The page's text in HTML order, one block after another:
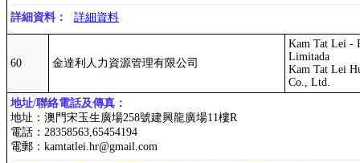
詳細資料： 詳細資料
60 金達利人力資源管理有限公司
Kam Tat Lei -
Limitada
Kam Tat Lei
Co., Ltd.
地址/聯絡電話及傳真：
地址：澳門宋玉生廣場258號建興龍廣場11樓R
電話：28358563,65454194
電郵：kamtatlei.hr@gmail.com